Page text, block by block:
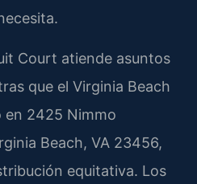
Court atiende asuntos
que el Virginia Beach
en 2425 Nimmo
Beach, VA 23456,
equitativa. Los